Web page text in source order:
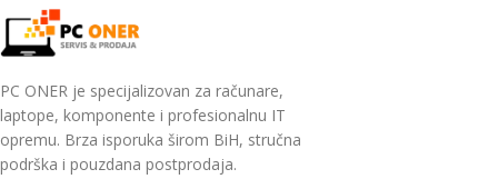
PC ONER je specijalizovan za računare,
laptope, komponente i profesionalnu IT
opremu. Brza isporuka širom BiH, stručna
podrška i pouzdana postprodaja.